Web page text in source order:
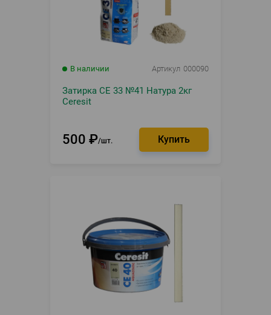
В наличии Артикул 000090
Затирка CE 33 №41 Натура 2кг
Ceresit
500 ₽ шт.